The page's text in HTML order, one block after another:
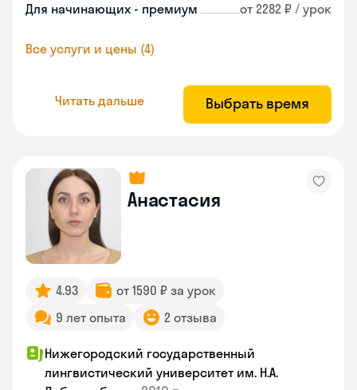
Для начинающих - премиум от 2282 ₽ / урок
Все услуги и цены (4)
Читать дальше Выбрать время
Анастасия
4.93
от 1590 ₽ за урок
9 лет опыта
2 отзыва
Нижегородский государственный
лингвистический университет им. Н.А.